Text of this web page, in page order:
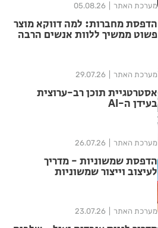
מערכת האתר 05.08.26
הדפסת מחברות: למה דווקא מוצר
פשוט ממשיך ללוות אנשים הרבה
מערכת האתר 29.07.26
אסטרטגיית תוכן רב-ערוצית
בעידן ה-AI
מערכת האתר 26.07.26
הדפסת שמשוניות - מדריך
לעיצוב וייצור שמשוניות
מערכת האתר 23.07.26